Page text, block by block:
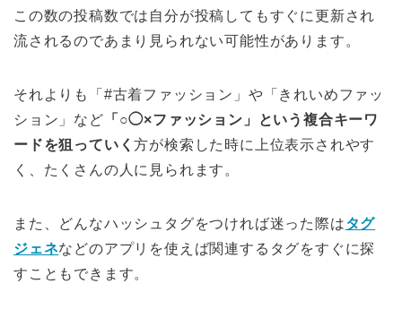
この数の投稿数では自分が投稿してもすぐに更新され
流されるのであまり見られない可能性があります。
それよりも「#古着ファッション」や「きれいめファッ
ション」など 「○◯×ファッション」という複合キーワ
ードを狙っていく方が検索した時に上位表示されやす
く、たくさんの人に見られます。
また、どんなハッシュタグをつければ迷った際はタグ
ジェネなどのアプリを使えば関連するタグをすぐに探
すこともできます。